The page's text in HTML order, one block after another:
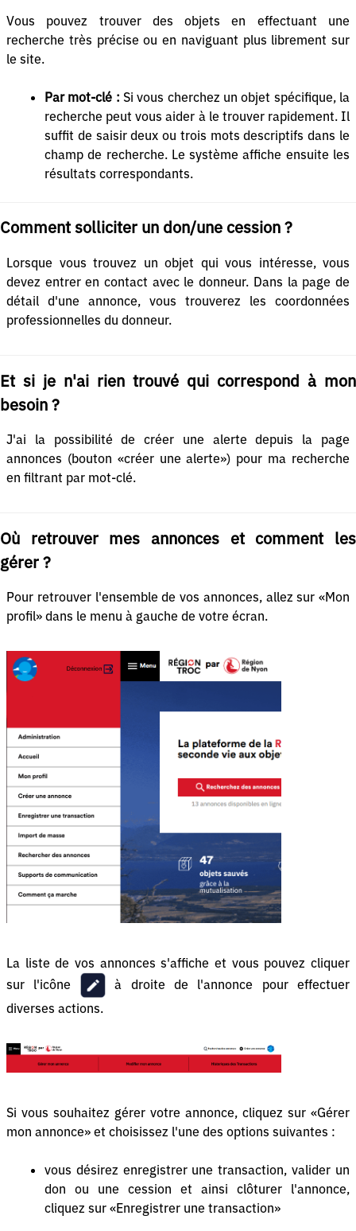
Vous pouvez trouver des objets en effectuant une
recherche très précise ou en naviguant plus librement sur
le site.
Par mot-clé : Si vous cherchez un objet spécifique, la
recherche peut vous aider à le trouver rapidement. Il
suffit de saisir deux ou trois mots descriptifs dans le
champ de recherche. Le système affiche ensuite les
résultats correspondants.
Comment solliciter un don/une cession ?
Lorsque vous trouvez un objet qui vous intéresse, vous
devez entrer en contact avec le donneur. Dans la page de
détail d'une annonce, vous trouverez les coordonnées
professionnelles du donneur.
Et si je n'ai rien trouvé qui correspond à mon
besoin ?
J'ai la possibilité de créer une alerte depuis la page
annonces (bouton «créer une alerte») pour ma recherche
en filtrant par mot-clé.
Où retrouver mes annonces et comment les
gérer ?
Pour retrouver l'ensemble de vos annonces, allez sur «Mon
profil» dans le menu à gauche de votre écran.
La liste de vos annonces s'affiche et vous pouvez cliquer
sur l'icône
à droite de l'annonce pour effectuer
diverses actions.
Si vous souhaitez gérer votre annonce, cliquez sur «Gérer
mon annonce» et choisissez l'une des options suivantes :
vous désirez enregistrer une transaction, valider un
don ou une cession et ainsi clôturer l'annonce,
cliquez sur «Enregistrer une transaction»